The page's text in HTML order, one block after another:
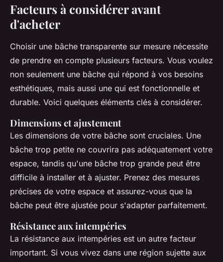
Facteurs à considérer avant
d'acheter
Choisir une bâche transparente sur mesure nécessite
de prendre en compte plusieurs facteurs. Vous voulez
non seulement une bâche qui répond à vos besoins
esthétiques, mais aussi une qui est fonctionnelle et
durable. Voici quelques éléments clés à considérer.
Dimensions et ajustement
Les dimensions de votre bâche sont cruciales. Une
bâche trop petite ne couvrira pas adéquatement votre
espace, tandis qu'une bâche trop grande peut être
difficile à installer et à ajuster. Prenez des mesures
précises de votre espace et assurez-vous que la
bâche peut être ajustée pour s'adapter parfaitement.
Résistance aux intempéries
La résistance aux intempéries est un autre facteur
important. Si vous vivez dans une région sujette aux